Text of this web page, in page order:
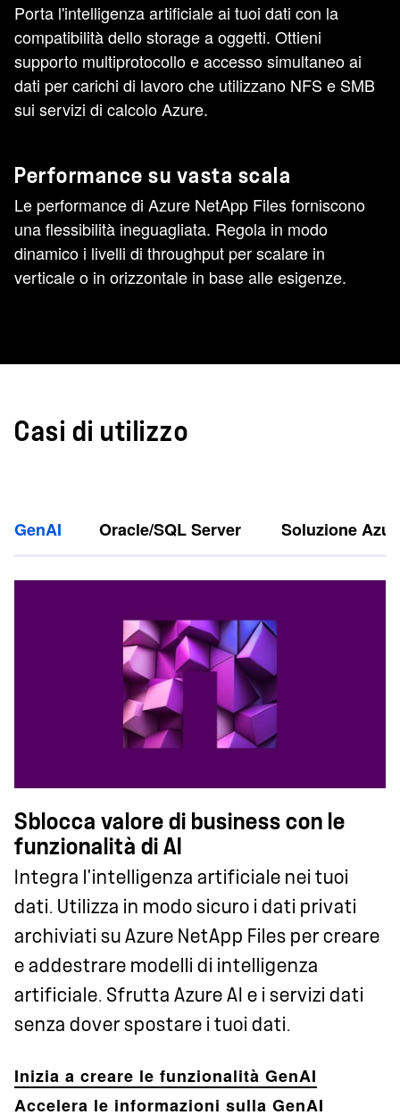
Porta l'intelligenza artificiale ai tuoi dati con la
compatibilità dello storage a oggetti. Ottieni
supporto multiprotocollo e accesso simultaneo ai
dati per carichi di lavoro che utilizzano NFS e SMB
sui servizi di calcolo Azure.
Performance su vasta scala
Le performance di Azure NetApp Files forniscono
una flessibilità ineguagliata. Regola in modo
dinamico i livelli di throughput per scalare in
verticale o in orizzontale in base alle esigenze.
Casi di utilizzo
GenAI Oracle/SQL Server Soluzione
Sblocca valore di business con le
funzionalità di AI
Integra l'intelligenza artificiale nei tuoi
dati. Utilizza in modo sicuro i dati privati
archiviati su Azure NetApp Files per creare
e addestrare modelli di intelligenza
artificiale. Sfrutta Azure AI e i servizi dati
senza dover spostare i tuoi dati.
Inizia a creare le funzionalità GenAI
Accelera le informazioni sulla GenAI